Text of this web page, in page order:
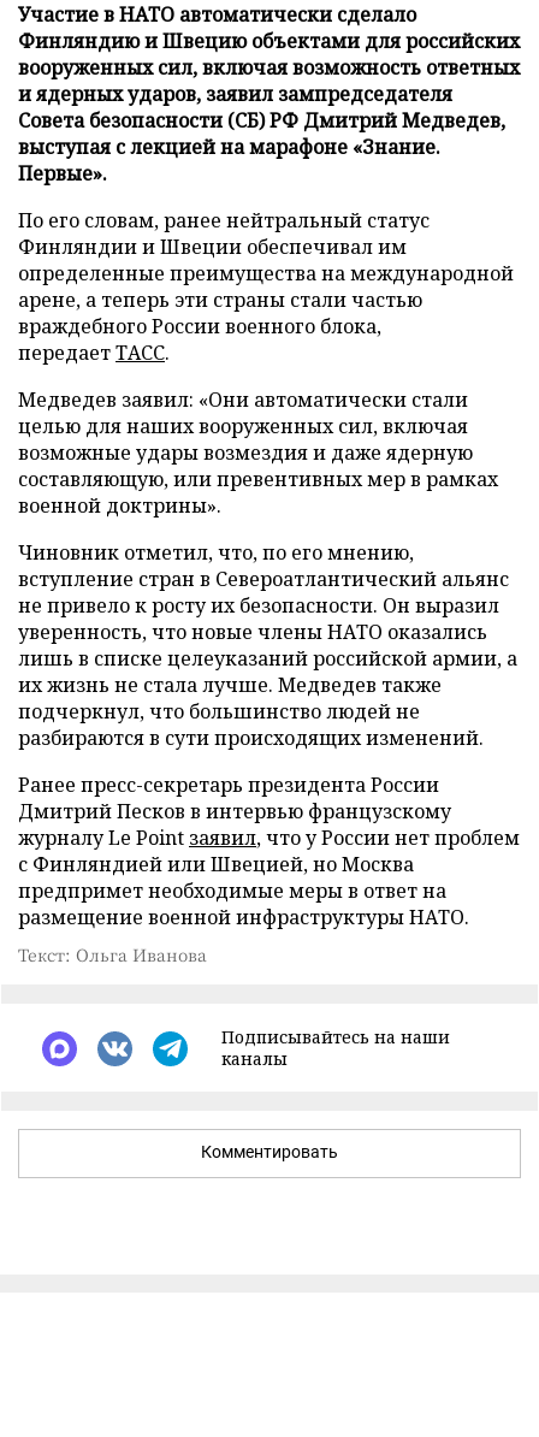
Участие в НАТО автоматически сделало
Финляндию и Швецию объектами для российских
вооруженных сил, включая возможность ответных
и ядерных ударов, заявил зампредседателя
Совета безопасности (СБ) РФ Дмитрий Медведев,
выступая с лекцией на марафоне «Знание.
Первые».
По его словам, ранее нейтральный статус
Финляндии и Швеции обеспечивал им
определенные преимущества на международной
арене, а теперь эти страны стали частью
враждебного России военного блока,
передаетТАСС.
Медведев заявил: «Они автоматически стали
целью для наших вооруженных сил, включая
возможные удары возмездия и даже ядерную
составляющую, или превентивных мер в рамках
военной доктрины».
Чиновник отметил, что, по его мнению,
вступление стран в Североатлантический альянс
не привело к росту их безопасности. Он выразил
уверенность, что новые члены НАТО оказались
лишь в списке целеуказаний российской армии, а
их жизнь не стала лучше. Медведев также
подчеркнул, что большинство людей не
разбираются в сути происходящих изменений.
Ранее пресс-секретарь президента России
Дмитрий Песков в интервью французскому
журналу Le Point заявил, что у России нет проблем
с Финляндией или Швецией, но Москва
предпримет необходимые меры в ответ на
размещение военной инфраструктуры НАТО.
Текст: Ольга Иванова
Подписывайтесь на наши
каналы
Комментировать